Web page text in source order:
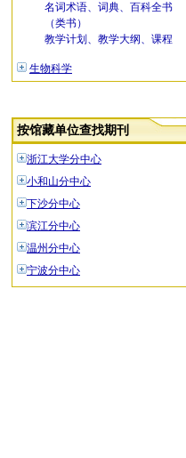
名词术语、词典、百科全书
（类书）
教学计划、教学大纲、课程
生物科学
按馆藏单位查找期刊
浙江大学分中心
小和山分中心
下沙分中心
滨江分中心
温州分中心
宁波分中心